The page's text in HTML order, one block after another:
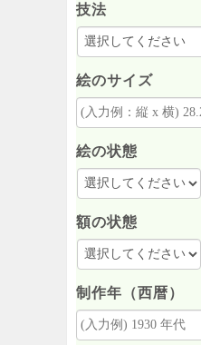
技法
絵のサイズ
絵の状態
額の状態
制作年（西暦）